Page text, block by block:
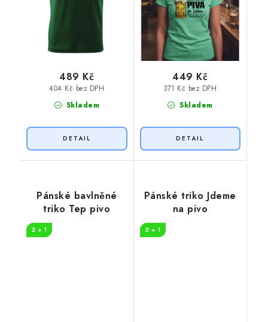
Skladem
404 Kč bez DPH
489 Kč
Skladem
371 Kč bez DPH
449 Kč
Pánské bavlněné
triko Tep pivo
2 + 1
Pánské triko Jdeme
na pivo
2 + 1